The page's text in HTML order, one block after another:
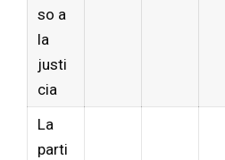
so a
la
justi
cia
La
parti